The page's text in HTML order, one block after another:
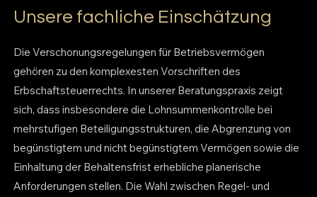
Unsere fachliche Einschätzung
Die Verschonungsregelungen für Betriebsvermögen
gehören zu den komplexesten Vorschriften des
Erbschaftsteuerrechts. In unserer Beratungspraxis zeigt
sich, dass insbesondere die Lohnsummenkontrolle bei
mehrstufigen Beteiligungsstrukturen, die Abgrenzung von
begünstigtem und nicht begünstigtem Vermögen sowie die
Einhaltung der Behaltensfrist erhebliche planerische
Anforderungen stellen. Die Wahl zwischen Regel- und